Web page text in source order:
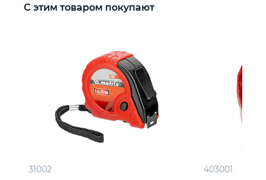
Прочий инструмент
С этим товаром покупают
31002
403001